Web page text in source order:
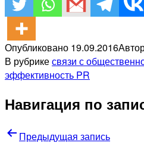
Опубликовано 19.09.2016
В рубрикесвязи с
эффективность PR
Навигация по
Предыдущая запись